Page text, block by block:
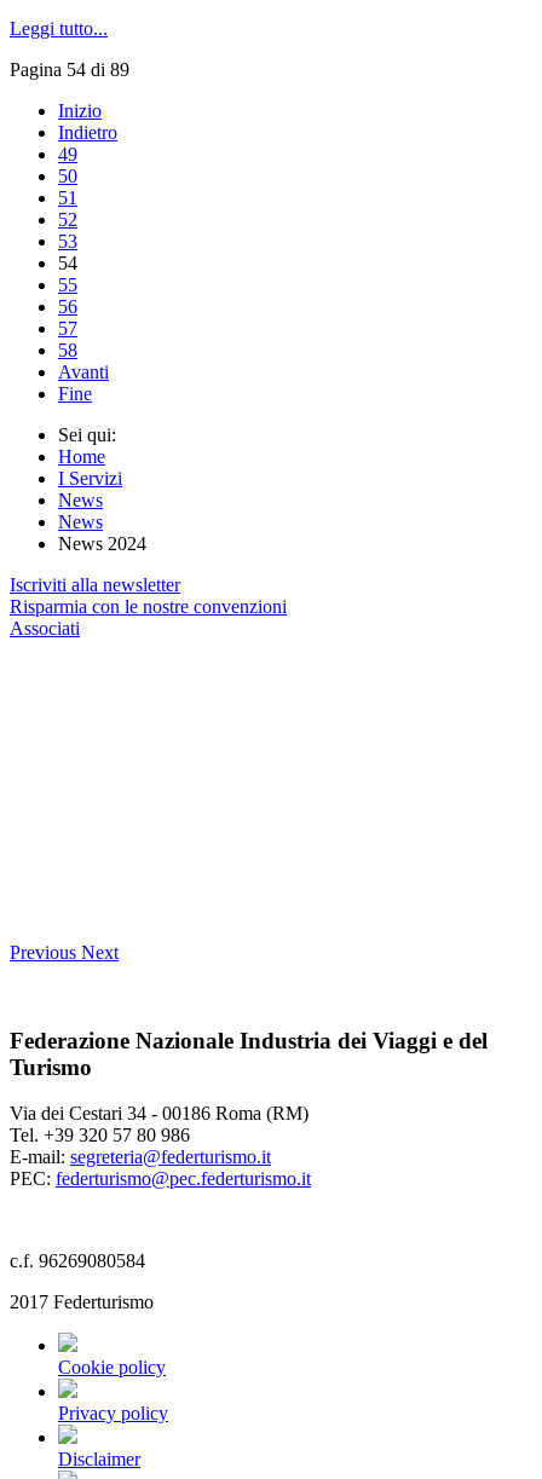
Leggi tutto...
Pagina 54 di 89
Inizio
Indietro
49
50
51
52
53
54
55
56
57
58
Avanti
Fine
Sei qui:
Home
I Servizi
News
News
News 2024
Iscriviti alla newsletter
Risparmia con le nostre convenzioni
Associati
Previous Next
Federazione Nazionale Industria dei Viaggi e del
Turismo
Via dei Cestari 34 - 00186 Roma (RM)
Tel. +39 320 57 80 986
E-mail: segreteria@federturismo.it
PEC: federturismo@pec.federturismo.it
c.f. 96269080584
2017 Federturismo
Cookie policy
Privacy policy
Disclaimer